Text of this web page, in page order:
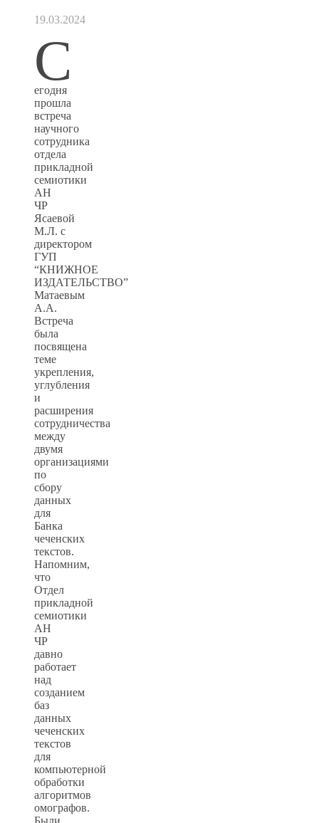
19.03.2024
С
егодня
прошла
встреча
научного
сотрудника
отдела
прикладной
семиотики
АН
ЧР
Ясаевой
М.Л. с
директором
ГУП
“КНИЖНОЕ
ИЗДАТЕЛЬСТВО”
Матаевым
А.А.
Встреча
была
посвящена
теме
укрепления,
углубления
и
расширения
сотрудничества
между
двумя
организациями
по
сбору
данных
для
Банка
чеченских
текстов.
Напомним,
что
Отдел
прикладной
семиотики
АН
ЧР
давно
работает
над
созданием
баз
данных
чеченских
текстов
для
компьютерной
обработки
алгоритмов
омографов.
Были